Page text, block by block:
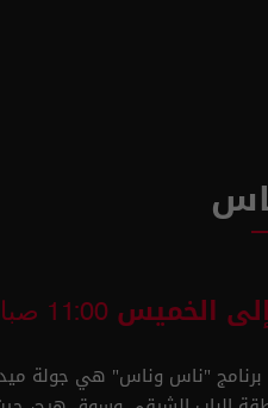
الخميس 11:00 صباحا
"ناس وناس" هي جولة